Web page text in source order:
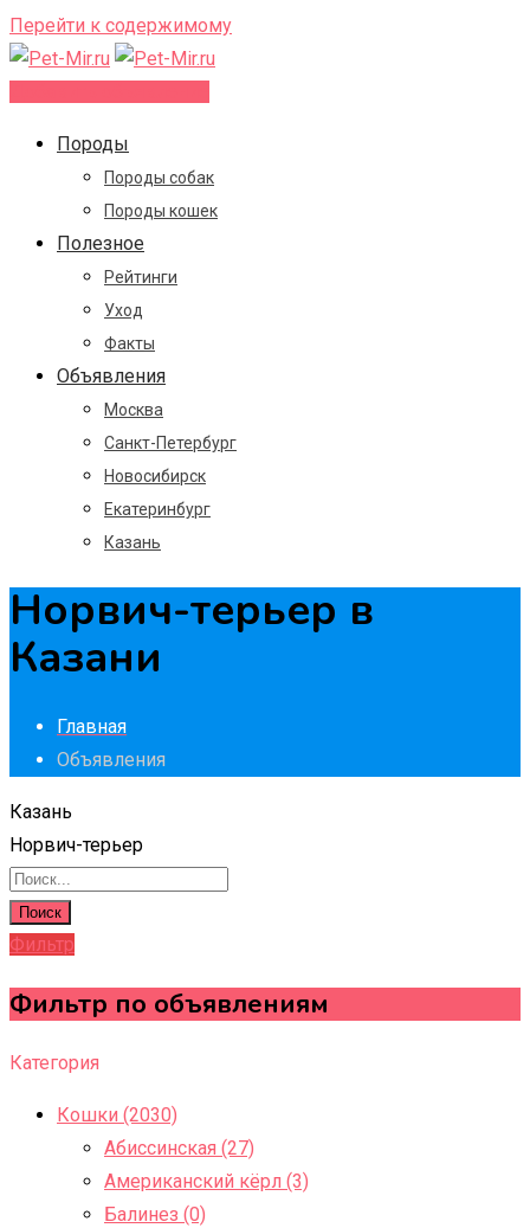
Перейти к содержимому
Породы
Породы собак
Породы кошек
Полезное
Рейтинги
Уход
Факты
Объявления
Москва
Санкт-Петербург
Новосибирск
Екатеринбург
Казань
Норвич-терьер в
Казани
Главная
Объявления
Казань
Норвич-терьер
Поиск
Фильтр
Фильтр по объявлениям
Категория
Кошки (2030)
Абиссинская (27)
Американский кёрл (3)
Балинез (0)